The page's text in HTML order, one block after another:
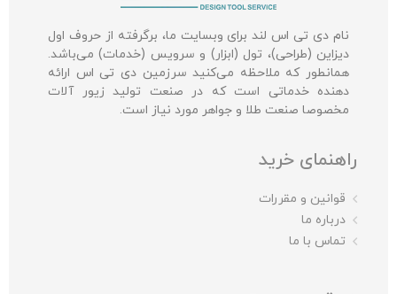
نام دی تی اس لند برای وبسایت ما، برگرفته از حروف اول
دیزاین (طراحی)، تول (ابزار) و سرویس (خدمات) می‌باشد.
همانطور که ملاحظه می‌کنید سرزمین دی تی اس ارائه
دهنده خدماتی است که در صنعت تولید زیور آلات
مخصوصا صنعت طلا و جواهر مورد نیاز است.
راهنمای خرید
قوانین و مقررات
درباره ما
تماس با ما